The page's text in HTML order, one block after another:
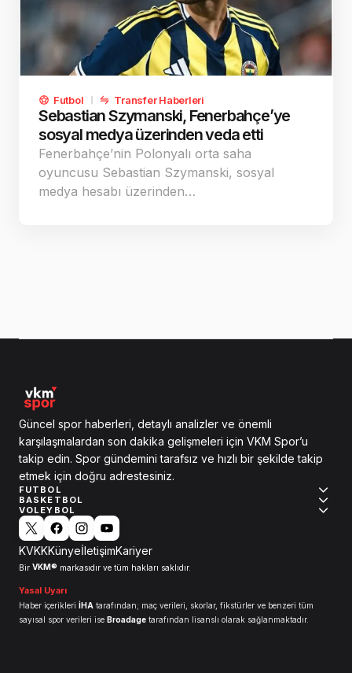
Futbol Transfer Haberleri
Sebastian Szymanski, Fenerbahçe’ye
sosyal medya üzerinden veda etti
Fenerbahçe’nin Polonyalı orta saha
oyuncusu Sebastian Szymanski, sosyal
medya hesabı üzerinden…
Güncel spor haberleri, detaylı analizler ve önemli
karşılaşmalardan son dakika gelişmeleri için VKM Spor’u
takip edin. Spor gündemini tarafsız ve hızlı bir şekilde takip
etmek için doğru adrestesiniz.
FUTBOL
BASKETBOL
VOLEYBOL
KVKKKünyeİletişimKariyer
Bir VKM® markasıdır ve tüm hakları saklıdır.
Yasal Uyarı
Haber içerikleri İHA tarafından; maç verileri, skorlar, fikstürler ve benzeri tüm
sayısal spor verileri ise Broadage tarafından lisanslı olarak sağlanmaktadır.